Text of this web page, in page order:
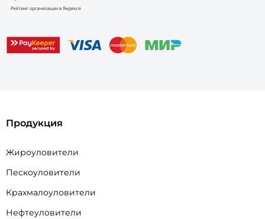
Продукция
Жироуловители
Пескоуловители
Крахмалоуловители
Нефтеуловители